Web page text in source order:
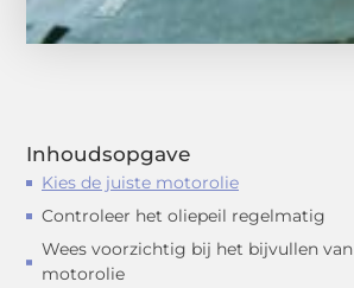
Inhoudsopgave
Kies de juiste motorolie
Controleer het oliepeil regelmatig
Wees voorzichtig bij het bijvullen van
motorolie